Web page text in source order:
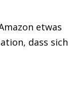
etwas
dass sich